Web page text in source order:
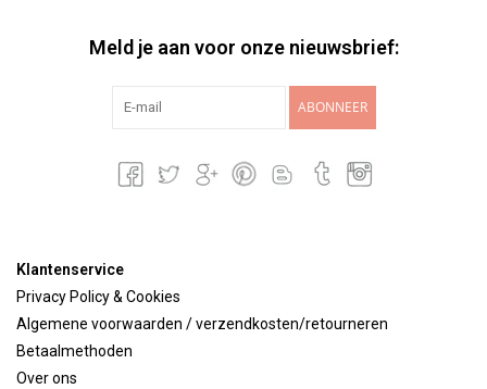
Meld je aan voor onze nieuwsbrief:
ABONNEER
Klantenservice
Privacy Policy & Cookies
Algemene voorwaarden / verzendkosten/retourneren
Betaalmethoden
Over ons